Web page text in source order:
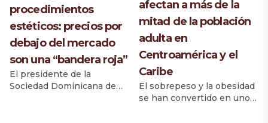
determinantes para
preservar la función […]
componente clave de la
vacuna, un antígeno
diseñado […]
procedimientos
estéticos: precios por
debajo del mercado
son una “bandera roja”
El presidente de la
Sociedad Dominicana de
afectan a más de la
mitad de la población
adulta en
Centroamérica y el
Caribe
El sobrepeso y la obesidad
se han convertido en uno